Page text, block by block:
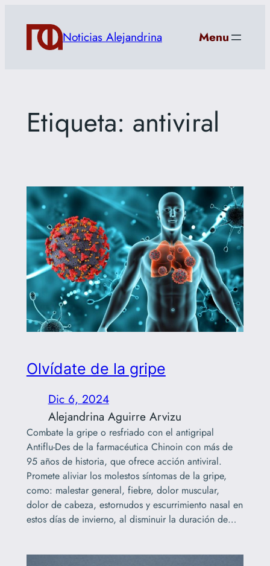
contenido
Noticias Alejandrina Menu
Etiqueta: antiviral
Olvídate de la gripe
Dic 6, 2024
Alejandrina Aguirre Arvizu
Combate la gripe o resfriado con el antigripal
Antiflu-Des de la farmacéutica Chinoin con más de
95 años de historia, que ofrece acción antiviral.
Promete aliviar los molestos síntomas de la gripe,
como: malestar general, fiebre, dolor muscular,
dolor de cabeza, estornudos y escurrimiento nasal en
estos días de invierno, al disminuir la duración de…